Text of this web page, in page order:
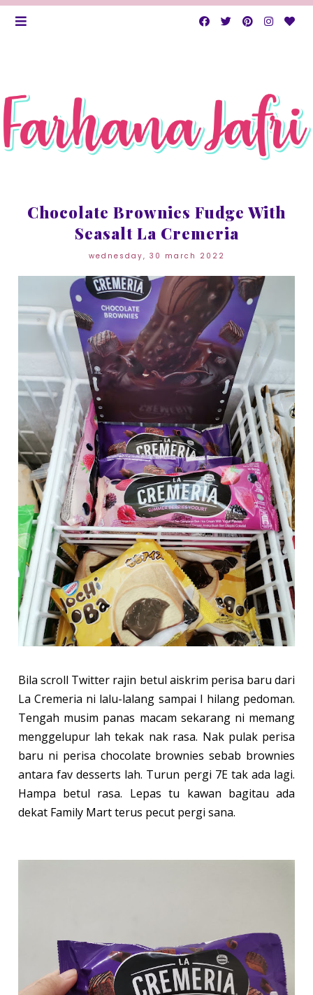
Chocolate Brownies Fudge With
Seasalt La Cremeria
wednesday, 30 march 2022
Bila scroll Twitter rajin betul aiskrim perisa baru dari
La Cremeria ni lalu-lalang sampai I hilang pedoman.
Tengah musim panas macam sekarang ni memang
menggelupur lah tekak nak rasa. Nak pulak perisa
baru ni perisa chocolate brownies sebab brownies
antara fav desserts lah. Turun pergi 7E tak ada lagi.
Hampa betul rasa. Lepas tu kawan bagitau ada
dekat Family Mart terus pecut pergi sana.